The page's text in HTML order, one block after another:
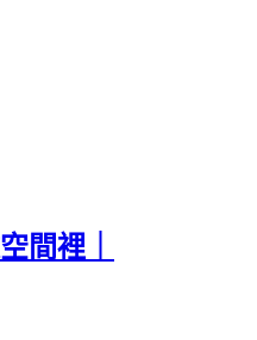
間裡｜